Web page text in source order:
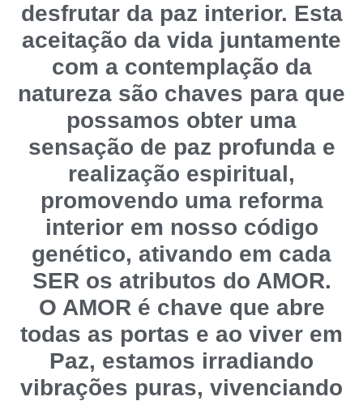
desfrutar da paz interior. Esta
aceitação da vida juntamente
com a contemplação da
natureza são chaves para que
possamos obter uma
sensação de paz profunda e
realização espiritual,
promovendo uma reforma
interior em nosso código
genético, ativando em cada
SER os atributos do AMOR.
O AMOR é chave que abre
todas as portas e ao viver em
Paz, estamos irradiando
vibrações puras, vivenciando